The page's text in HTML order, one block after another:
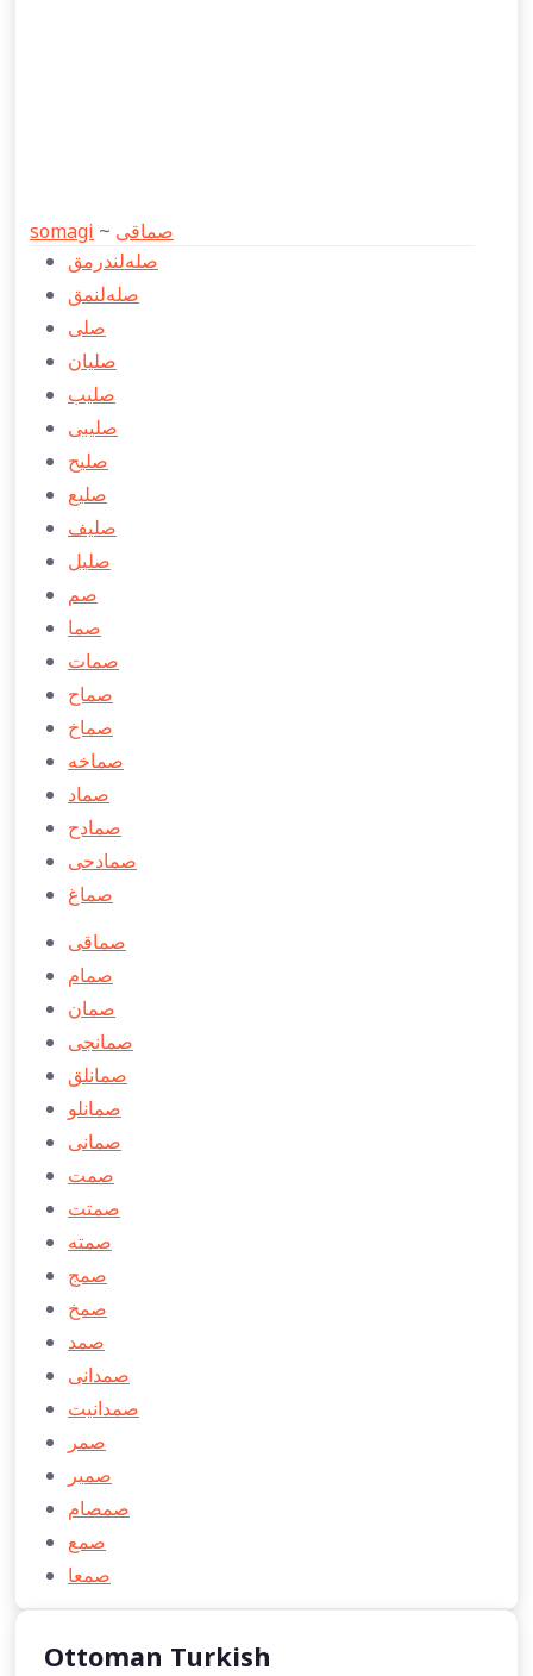
somagi ~ صماقی
صله‌لندرمق
صله‌لنمق
صلی
صليان
صلیب
صلیبی
صلیح
صلیع
صلیف
صلیل
صم
صما
صمات
صماح
صماخ
صماخه
صماد
صمادح
صمادحی
صماغ
صماقی
صمام
صمان
صمانجی
صمانلق
صمانلو
صمانی
صمت
صمتت
صمته
صمج
صمخ
صمد
صمدانی
صمدانيت
صمر
صمیر
صمصام
صمع
صمعا
Ottoman Turkish